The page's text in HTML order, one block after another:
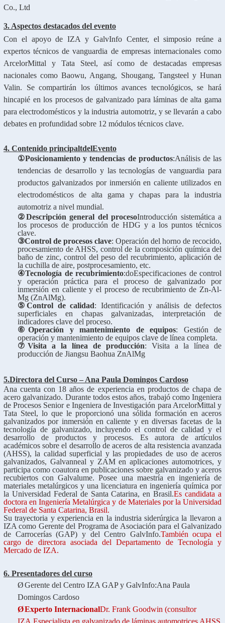
Co., Ltd
3. Aspectos destacados del evento
Con el apoyo de IZA y GalvInfo Center, el simposio reúne a
expertos técnicos de vanguardia de empresas internacionales como
ArcelorMittal y Tata Steel, así como de destacadas empresas
nacionales como Baowu, Angang, Shougang, Tangsteel y Hunan
Valin. Se compartirán los últimos avances tecnológicos, se hará
hincapié en los procesos de galvanizado para láminas de alta gama
para electrodomésticos y la industria automotriz, y se llevarán a cabo
debates en profundidad sobre 12 módulos técnicos clave.
4. Contenido principaltdelEvento
①Posicionamiento y tendencias de productos:Análisis de las
tendencias de desarrollo y las tecnologías de vanguardia para
productos galvanizados por inmersión en caliente utilizados en
electrodomésticos de alta gama y chapas para la industria
automotriz a nivel mundial.
②Descripción general del procesoIntroducción sistemática a
los procesos de producción de HDG y a los puntos técnicos
clave.
③Control de procesos clave: Operación del horno de recocido,
procesamiento de AHSS, control de la composición química del
baño de zinc, control del peso del recubrimiento, aplicación de
la cuchilla de aire, postprocesamiento, etc.
④Tecnología de recubrimiento:doEspecificaciones de control
y operación práctica para el proceso de galvanizado por
inmersión en caliente y el proceso de recubrimiento de Zn-Al-
Mg (ZnAlMg).
⑤Control de calidad: Identificación y análisis de defectos
superficiales en chapas galvanizadas, interpretación de
indicadores clave del proceso.
⑥Operación y mantenimiento de equipos: Gestión de
operación y mantenimiento de equipos clave de línea completa.
⑦ Visita a la línea de producción: Visita a la línea de
producción de Jiangsu Baohua ZnAlMg
5.Directora del Curso – Ana Paula Domingos Cardoso
Ana cuenta con 18 años de experiencia en productos de chapa de
acero galvanizado. Durante todos estos años, trabajó como Ingeniera
de Procesos Senior e Ingeniera de Investigación para ArcelorMittal y
Tata Steel, lo que le proporcionó una sólida formación en aceros
galvanizados por inmersión en caliente y en diversas facetas de la
tecnología de galvanizado, incluyendo el control de calidad y el
desarrollo de productos y procesos. Es autora de artículos
académicos sobre el desarrollo de aceros de alta resistencia avanzada
(AHSS), la calidad superficial y las propiedades de uso de aceros
galvanizados, Galvanneal y ZAM en aplicaciones automotrices, y
participa como coautora en publicaciones sobre galvanizado y aceros
recubiertos con Galvalume. Posee una maestría en ingeniería de
materiales metalúrgicos y una licenciatura en ingeniería química por
la Universidad Federal de Santa Catarina, en Brasil.Es candidata a
doctora en Ingeniería Metalúrgica y de Materiales por la Universidad
Federal de Santa Catarina, Brasil.
Su trayectoria y experiencia en la industria siderúrgica la llevaron a
IZA como Gerente del Programa de Asociación para el Galvanizado
de Carrocerías (GAP) y del Centro GalvInfo.También ocupa el
cargo de directora asociada del Departamento de Tecnología y
Mercado de IZA.
6. Presentadores del curso
ØGerente del Centro IZA GAP y GalvInfo:Ana Paula
Domingos Cardoso
ØExperto InternacionalDr. Frank Goodwin (consultor
IZA, Especialista en galvanizado de láminas automotrices AHSS